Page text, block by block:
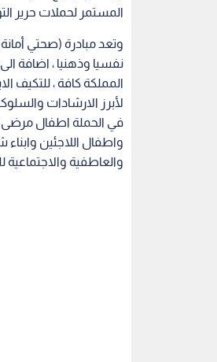
المستمر لحملات حرير
المملكة كافة ، للتكيف
في الحملة اطفال مرضى
واطفال اللاجئين
والعاطفية